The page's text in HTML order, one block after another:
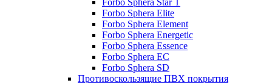
Forbo Sphera Star T
Forbo Sphera Elite
Forbo Sphera Element
Forbo Sphera Energetic
Forbo Sphera Essence
Forbo Sphera EC
Forbo Sphera SD
Противоскользящие ПВХ покрытия